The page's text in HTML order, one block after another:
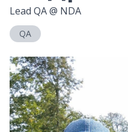
Lead QA@ NDA
QA